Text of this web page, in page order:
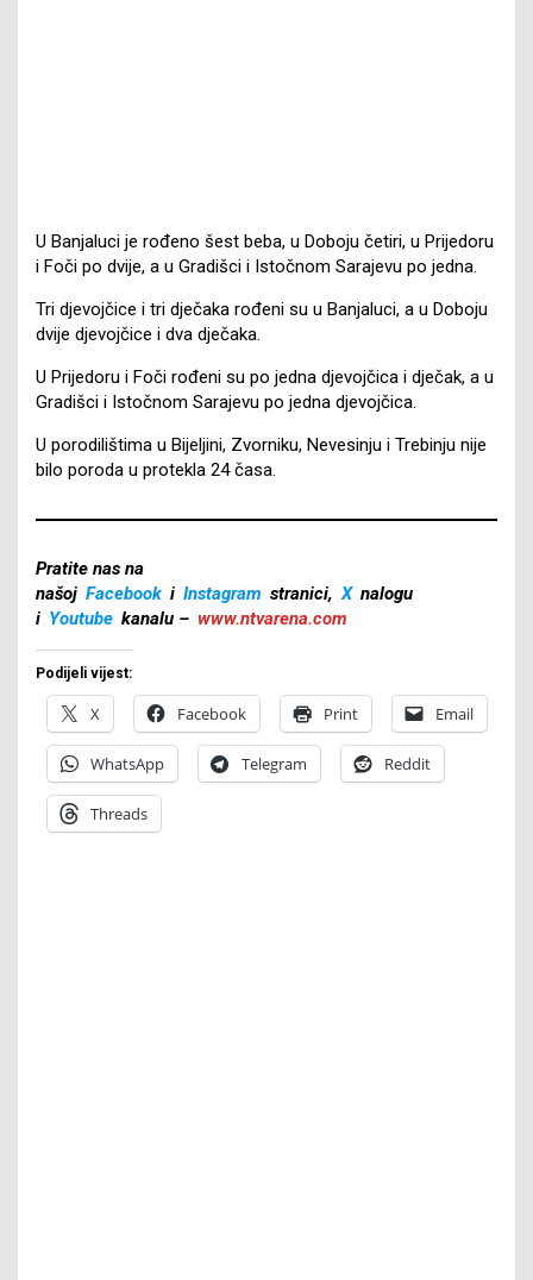
U Banjaluci je rođeno šest beba, u Doboju četiri, u Prijedoru
i Foči po dvije, a u Gradišci i Istočnom Sarajevu po jedna.
Tri djevojčice i tri dječaka rođeni su u Banjaluci, a u Doboju
dvije djevojčice i dva dječaka.
U Prijedoru i Foči rođeni su po jedna djevojčica i dječak, a u
Gradišci i Istočnom Sarajevu po jedna djevojčica.
U porodilištima u Bijeljini, Zvorniku, Nevesinju i Trebinju nije
bilo poroda u protekla 24 časa.
Pratite nas na
našoj Facebook i Instagram stranici, X nalogu
i Youtube kanalu – www.ntvarena.com
Podijeli vijest:
X Facebook Print Email
WhatsApp Telegram Reddit
Threads